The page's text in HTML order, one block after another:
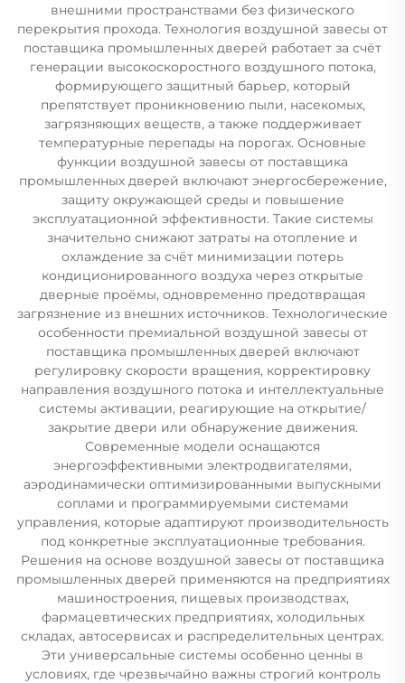
внешними пространствами без физического
перекрытия прохода. Технология воздушной завесы от
поставщика промышленных дверей работает за счёт
генерации высокоскоростного воздушного потока,
формирующего защитный барьер, который
препятствует проникновению пыли, насекомых,
загрязняющих веществ, а также поддерживает
температурные перепады на порогах. Основные
функции воздушной завесы от поставщика
промышленных дверей включают энергосбережение,
защиту окружающей среды и повышение
эксплуатационной эффективности. Такие системы
значительно снижают затраты на отопление и
охлаждение за счёт минимизации потерь
кондиционированного воздуха через открытые
дверные проёмы, одновременно предотвращая
загрязнение из внешних источников. Технологические
особенности премиальной воздушной завесы от
поставщика промышленных дверей включают
регулировку скорости вращения, корректировку
направления воздушного потока и интеллектуальные
системы активации, реагирующие на открытие/
закрытие двери или обнаружение движения.
Современные модели оснащаются
энергоэффективными электродвигателями,
аэродинамически оптимизированными выпускными
соплами и программируемыми системами
управления, которые адаптируют производительность
под конкретные эксплуатационные требования.
Решения на основе воздушной завесы от поставщика
промышленных дверей применяются на предприятиях
машиностроения, пищевых производствах,
фармацевтических предприятиях, холодильных
складах, автосервисах и распределительных центрах.
Эти универсальные системы особенно ценны в
условиях, где чрезвычайно важны строгий контроль